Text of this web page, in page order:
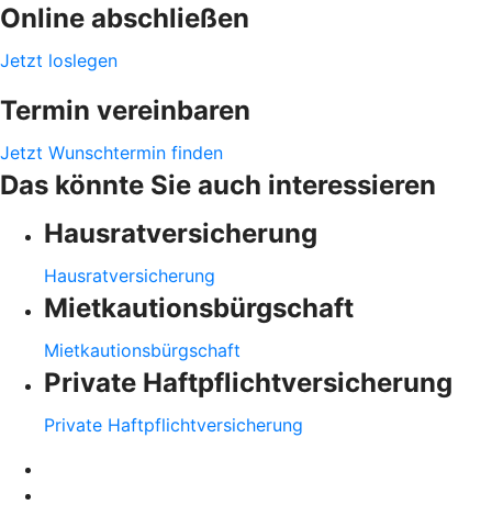
Online abschließen
Jetzt loslegen
Termin vereinbaren
Jetzt Wunschtermin finden
Das könnte Sie auch interessieren
Hausratversicherung
Hausratversicherung
Mietkautionsbürgschaft
Mietkautionsbürgschaft
Private Haftpflichtversicherung
Private Haftpflichtversicherung